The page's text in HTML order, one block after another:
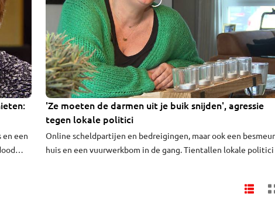
en een
'Ze moeten de darmen uit je buik snijden', agressie
tegen lokale politici
Online scheldpartijen en bedreigingen, maar ook een
huis en een vuurwerkbom in de gang. Tientallen lokale
stuurde me: 'Ze moeten je kapotschieten'. Daarop ben ik met
VIDEO